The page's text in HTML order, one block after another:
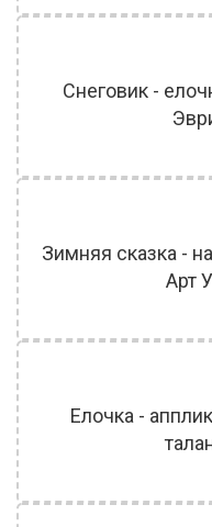
Снеговик -
Зимняя сказка -
Арт
Елочка -